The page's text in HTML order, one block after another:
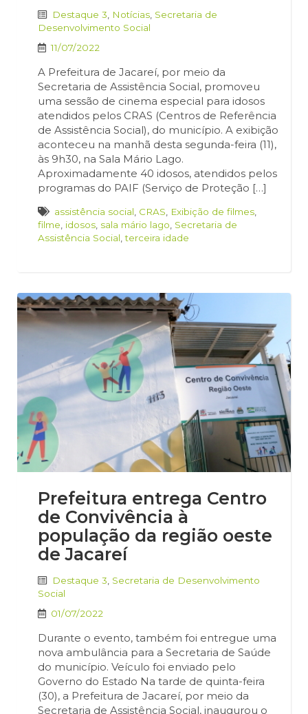
Destaque 3 Notícias Secretaria de
Desenvolvimento Social
11/07/2022
A Prefeitura de Jacareí, por meio da
Secretaria de Assistência Social, promoveu
uma sessão de cinema especial para idosos
atendidos pelos CRAS (Centros de Referência
de Assistência Social), do município. A exibição
aconteceu na manhã desta segunda-feira (11),
às 9h30, na Sala Mário Lago.
Aproximadamente 40 idosos, atendidos pelos
programas do PAIF (Serviço de Proteção […]
assistência social CRAS Exibição de filmes
filme idosos sala mário lago Secretaria de
Assistência Social ,terceira idade
Prefeitura entrega Centro
de Convivência à
população da região oeste
de Jacareí
Destaque 3 Secretaria de Desenvolvimento
Social
01/07/2022
Durante o evento, também foi entregue uma
nova ambulância para a Secretaria de Saúde
do município. Veículo foi enviado pelo
Governo do Estado Na tarde de quinta-feira
(30), a Prefeitura de Jacareí, por meio da
Secretaria de Assistência Social, inaugurou o